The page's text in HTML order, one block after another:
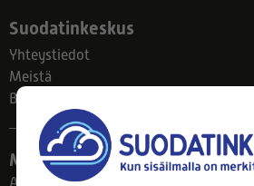
Suodatinkeskus
Yhteystiedot
Meistä
Blogi
Myymälä